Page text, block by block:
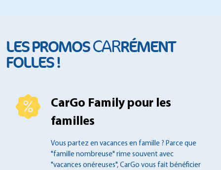
LES PROMOSCARRÉMENT
FOLLES !
CarGo Family pour les
familles
Vous partez en vacances en famille ? Parce que
"famille nombreuse" rime souvent avec
"vacances onéreuses", CarGo vous fait bénéficier